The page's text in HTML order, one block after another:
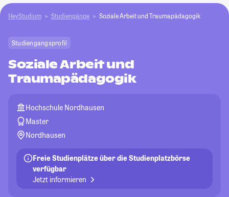
HeyStudium Studiengänge Soziale Arbeit und Traumapädagogik
Studiengangsprofil
Soziale Arbeit und
Traumapädagogik
Hochschule Nordhausen
Master
Nordhausen
Freie Studienplätze über die Studienplatzbörse
verfügbar
Jetzt informieren